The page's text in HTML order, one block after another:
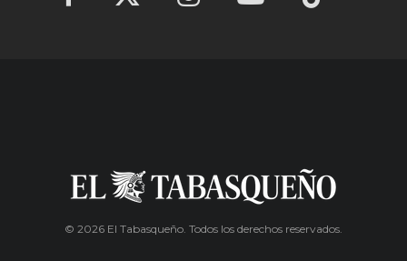
© 2026 El Tabasqueño. Todos los derechos reservados.